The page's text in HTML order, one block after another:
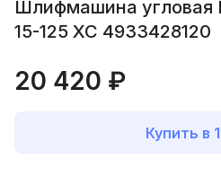
Шлифмашина угловая
15-125 XC 4933428120
20 420 ₽
Купить в